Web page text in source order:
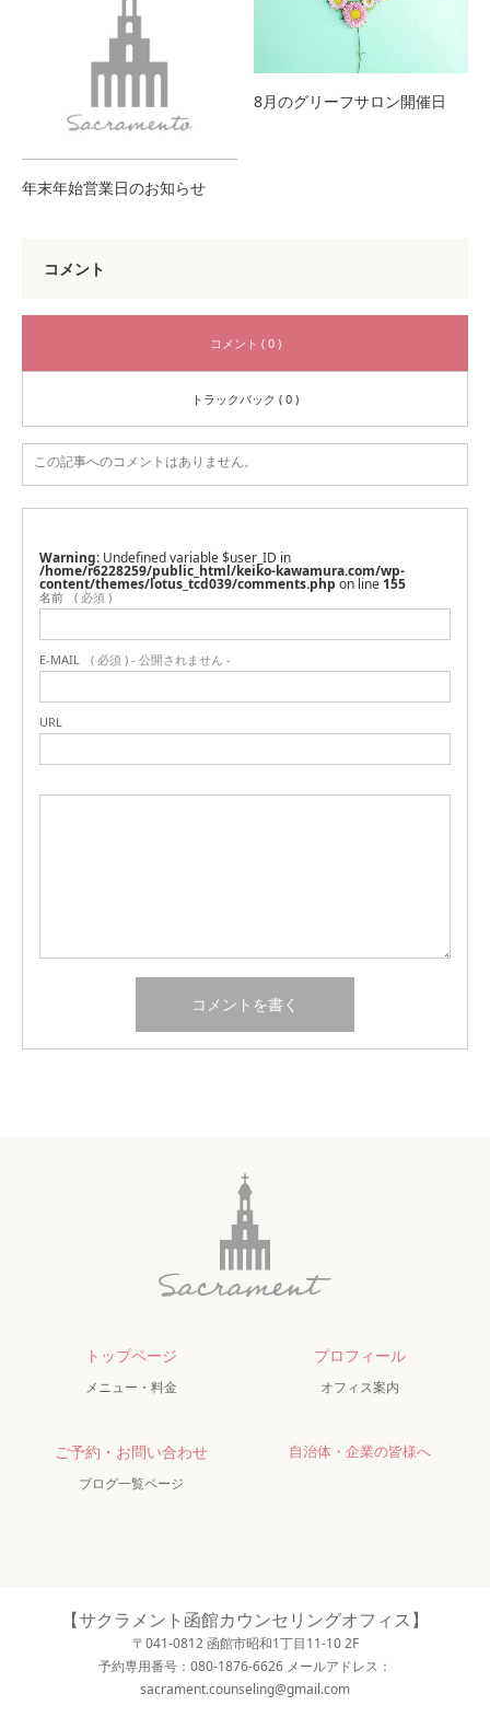
年末年始営業日のお知らせ
8月のグリーフサロン開催日
コメント
コメント ( 0 )
トラックバック ( 0 )
この記事へのコメントはありません。
Warning : Undefined variable $user_ID in
/home/r6228259/public_html/keiko-kawamura.com/wp-
content/themes/lotus_tcd039/comments.php on line 155
名前 ( 必須 )
E-MAIL ( 必須 ) - 公開されません -
URL
トップページ
メニュー・料金
プロフィール
オフィス案内
ご予約・お問い合わせ
ブログ一覧ページ
自治体・企業の皆様へ
【サクラメント函館カウンセリングオフィス】
〒041-0812 函館市昭和1丁目11-10 2F
予約専用番号：080-1876-6626 メールアドレス：
sacrament.counseling@gmail.com